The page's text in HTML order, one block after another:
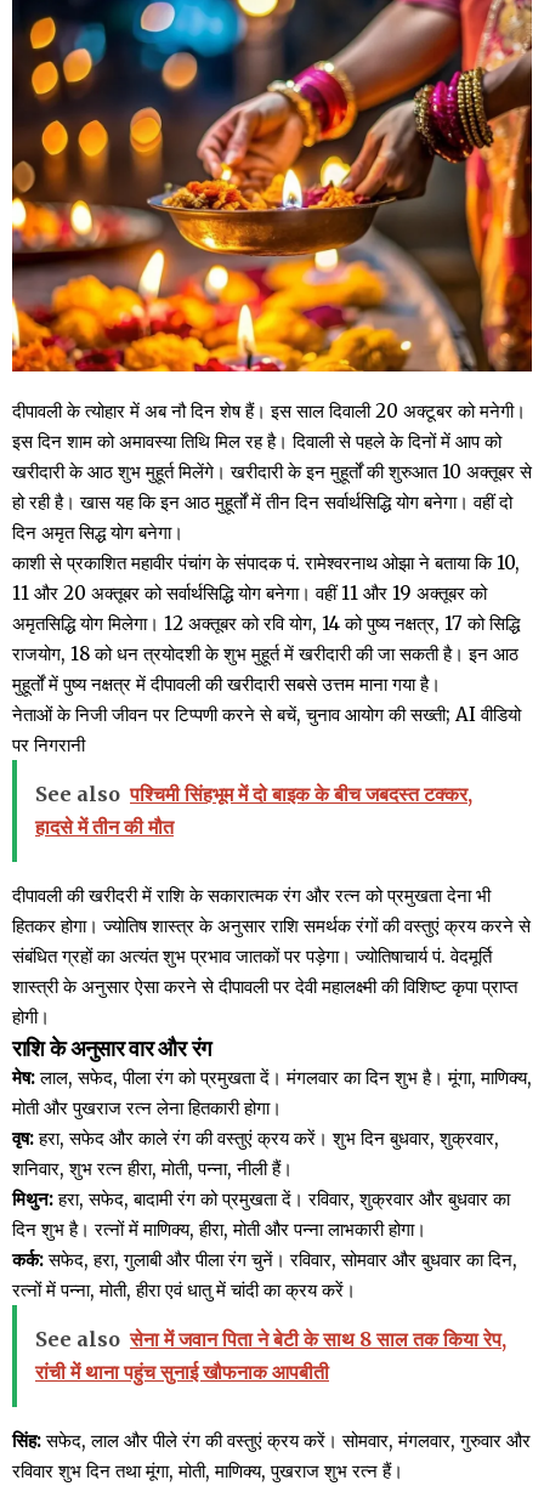
दीपावली के त्योहार में अब नौ दिन शेष हैं। इस साल दिवाली 20 अक्टूबर को मनेगी।
इस दिन शाम को अमावस्या तिथि मिल रह है। दिवाली से पहले के दिनों में आप को
खरीदारी के आठ शुभ मुहूर्त मिलेंगे। खरीदारी के इन मुहूर्तों की शुरुआत 10 अक्तूबर से
हो रही है। खास यह कि इन आठ मुहूर्तों में तीन दिन सर्वार्थसिद्धि योग बनेगा। वहीं दो
दिन अमृत सिद्ध योग बनेगा।
काशी से प्रकाशित महावीर पंचांग के संपादक पं. रामेश्वरनाथ ओझा ने बताया कि 10,
11 और 20 अक्तूबर को सर्वार्थसिद्धि योग बनेगा। वहीं 11 और 19 अक्तूबर को
अमृतसिद्धि योग मिलेगा। 12 अक्तूबर को रवि योग, 14 को पुष्य नक्षत्र, 17 को सिद्धि
राजयोग, 18 को धन त्रयोदशी के शुभ मुहूर्त में खरीदारी की जा सकती है। इन आठ
मुहूर्तों में पुष्य नक्षत्र में दीपावली की खरीदारी सबसे उत्तम माना गया है।
नेताओं के निजी जीवन पर टिप्पणी करने से बचें, चुनाव आयोग की सख्ती; AI वीडियो
पर निगरानी
See also पश्चिमी सिंहभूम में दो बाइक के बीच जबदस्त टक्कर,
हादसे में तीन की मौत
दीपावली की खरीदरी में राशि के सकारात्मक रंग और रत्न को प्रमुखता देना भी
हितकर होगा। ज्योतिष शास्त्र के अनुसार राशि समर्थक रंगों की वस्तुएं क्रय करने से
संबंधित ग्रहों का अत्यंत शुभ प्रभाव जातकों पर पड़ेगा। ज्योतिषाचार्य पं. वेदमूर्ति
शास्त्री के अनुसार ऐसा करने से दीपावली पर देवी महालक्ष्मी की विशिष्ट कृपा प्राप्त
होगी।
राशि के अनुसार वार और रंग
मेष:लाल, सफेद, पीला रंग को प्रमुखता दें। मंगलवार का दिन शुभ है। मूंगा, माणिक्य,
मोती और पुखराज रत्न लेना हितकारी होगा।
वृष:हरा, सफेद और काले रंग की वस्तुएं क्रय करें। शुभ दिन बुधवार, शुक्रवार,
शनिवार, शुभ रत्न हीरा, मोती, पन्ना, नीली हैं।
मिथुन:हरा, सफेद, बादामी रंग को प्रमुखता दें। रविवार, शुक्रवार और बुधवार का
दिन शुभ है। रत्नों में माणिक्य, हीरा, मोती और पन्ना लाभकारी होगा।
कर्क:सफेद, हरा, गुलाबी और पीला रंग चुनें। रविवार, सोमवार और बुधवार का दिन,
रत्नों में पन्ना, मोती, हीरा एवं धातु में चांदी का क्रय करें।
See also सेना में जवान पिता ने बेटी के साथ 8 साल तक किया रेप,
रांची में थाना पहुंच सुनाई खौफनाक आपबीती
सिंह:सफेद, लाल और पीले रंग की वस्तुएं क्रय करें। सोमवार, मंगलवार, गुरुवार और
रविवार शुभ दिन तथा मूंगा, मोती, माणिक्य, पुखराज शुभ रत्न हैं।